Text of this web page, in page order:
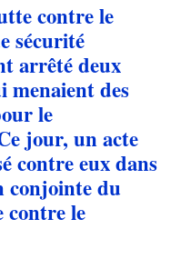
contre le
sécurité
arrêté deux
menaient des
le
jour, un acte
contre eux dans
conjointe du
contre le